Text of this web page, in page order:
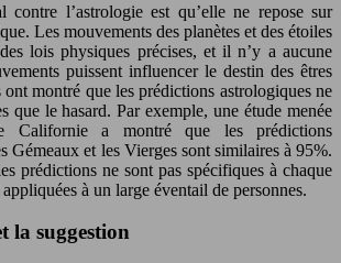
contre l’astrologie est qu’elle ne repose sur
Les mouvements des planètes et des étoiles
lois physiques précises, et il n’y a aucune
puissent influencer le destin des êtres
ont montré que les prédictions astrologiques ne
que le hasard. Par exemple, une étude menée
Californie a montré que les prédictions
Gémeaux et les Vierges sont similaires à 95%.
prédictions ne sont pas spécifiques à chaque
à un large éventail de personnes.
la suggestion